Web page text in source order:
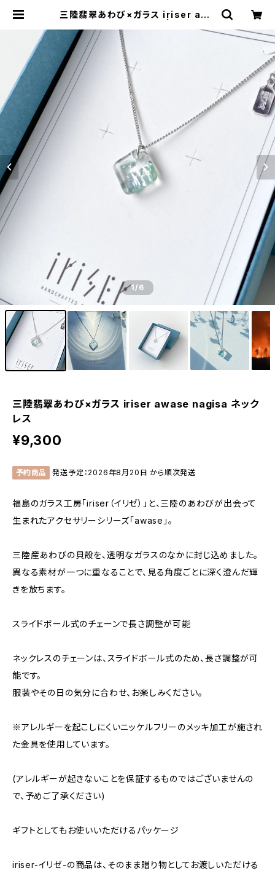
三陸翡翠あわび×ガラス iriser awa
房 漆、金継ぎ材料、漆器などの通販
ショップ
1/6
三陸翡翠あわび×ガラス iriser awase nagisa ネック
レス
¥9,300
予約商品 発送予定：2026年8月20日 から順次発送
福島のガラス工房「iriser（イリゼ）」と、三陸のあわびが出会って
生まれたアクセサリーシリーズ「awase」。
三陸産あわびの貝殻を、透明なガラスのなかに封じ込めました。
異なる素材が一つに重なることで、見る角度ごとに深く澄んだ輝
きを放ちます。
スライドボール式のチェーンで長さ調整が可能
ネックレスのチェーンは、スライドボール式のため、長さ調整が可
能です。
服装やその日の気分に合わせ、お楽しみください。
※アレルギーを起こしにくいニッケルフリーのメッキ加工が施され
た金具を使用しています。
(アレルギーが起きないことを保証するものではございませんの
で、予めご了承ください)
ギフトとしてもお使いいただけるパッケージ
iriser-イリゼ-の商品は、そのまま贈り物としてお渡しいただける